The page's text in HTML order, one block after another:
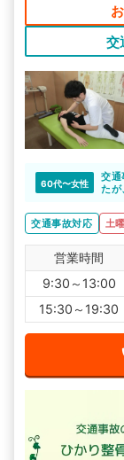
交
60代〜女性
交通
たが
ひか
ら
した
生懸
がと
交通事故対応 土
営業時間
9:30～13:00
15:30～19:30